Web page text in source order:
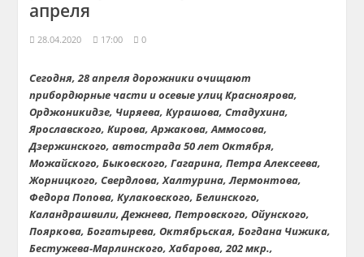
апреля
28.04.2020 17:00 0
Сегодня, 28 апреля дорожники очищают
прибордюрные части и осевые улиц Красноярова,
Орджоникидзе, Чиряева,Курашова,Стадухина,
Ярославского, Кирова,Аржакова,Аммосова,
Дзержинского, автострада 50 лет Октября,
Можайского, Быковского, Гагарина, Петра Алексеева,
Жорницкого, Свердлова, Халтурина, Лермонтова,
Федора Попова, Кулаковского, Белинского,
Каландрашвили, Дежнева, Петровского,Ойунского,
Пояркова,Богатырева, Октябрьская, Богдана Чижика,
Бестужева-Марлинского, Хабарова, 202мкр.,